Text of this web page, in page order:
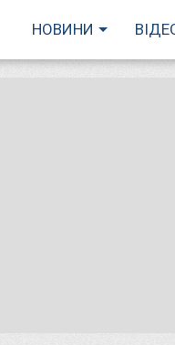
НОВИНИ